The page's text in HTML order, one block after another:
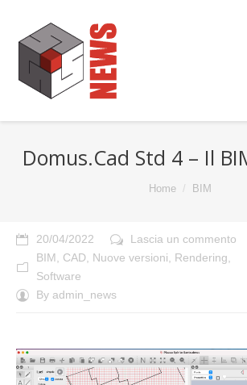
Domus.Cad Std 4 – Il
Home BIM
20/04/2022
Lascia un commento
BIM
CAD Nuove versioni Rendering
Software
By admin_news